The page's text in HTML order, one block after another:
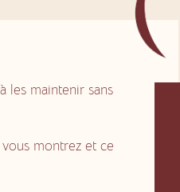
les maintenir sans
montrez et ce